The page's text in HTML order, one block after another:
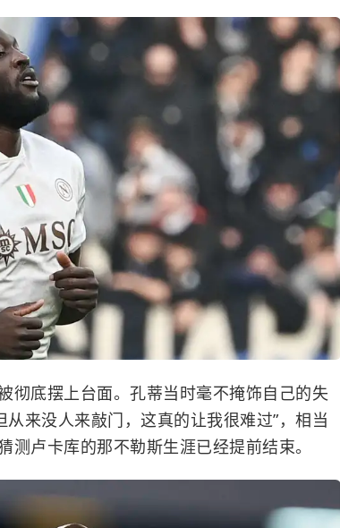
彻底摆上台面。孔蒂当时毫不掩饰自己的失
来没人来敲门，这真的让我很难过”，相当
卢卡库的那不勒斯生涯已经提前结束。